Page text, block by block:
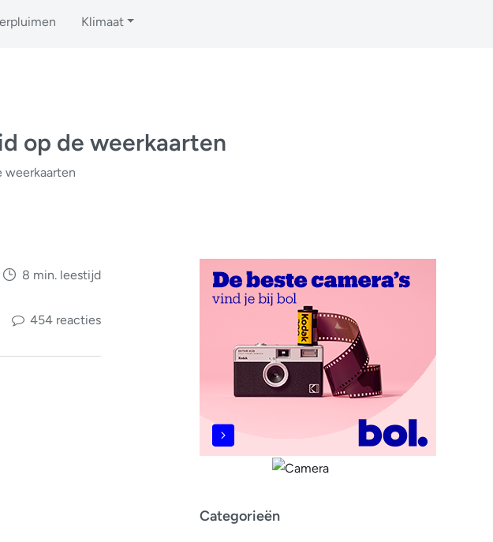
Klimaat
op de weerkaarten
weerkaarten
Categorieën
8 min. leestijd
454 reacties